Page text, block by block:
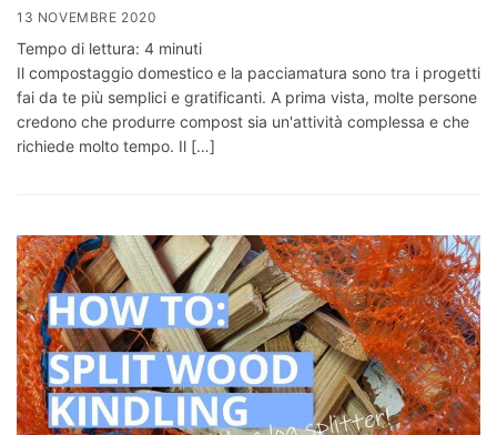
13 NOVEMBRE 2020
Tempo di lettura: 4 minuti
Il compostaggio domestico e la pacciamatura sono tra i progetti
fai da te più semplici e gratificanti. A prima vista, molte persone
credono che produrre compost sia un'attività complessa e che
richiede molto tempo. Il […]